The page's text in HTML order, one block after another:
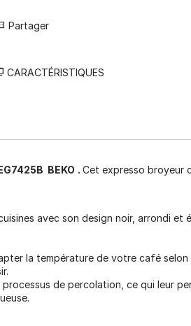
Partager
CARACTÉRISTIQUES
BEKO . Cet expresso broyeur
avec son design noir, arrondi et
la température de votre café selon
de percolation, ce qui leur